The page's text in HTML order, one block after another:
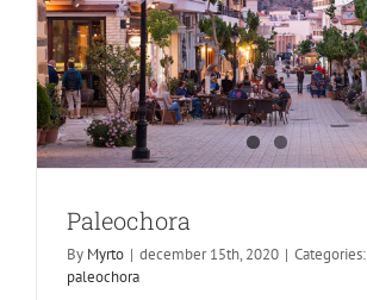
Paleochora
By Myrto | december 15th, 2020 | Categories:
paleochora